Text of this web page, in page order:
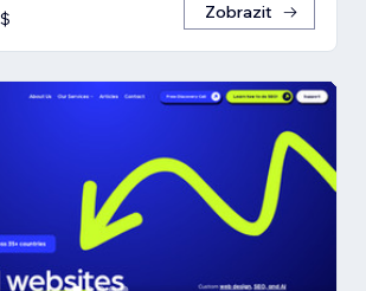
Zobrazit